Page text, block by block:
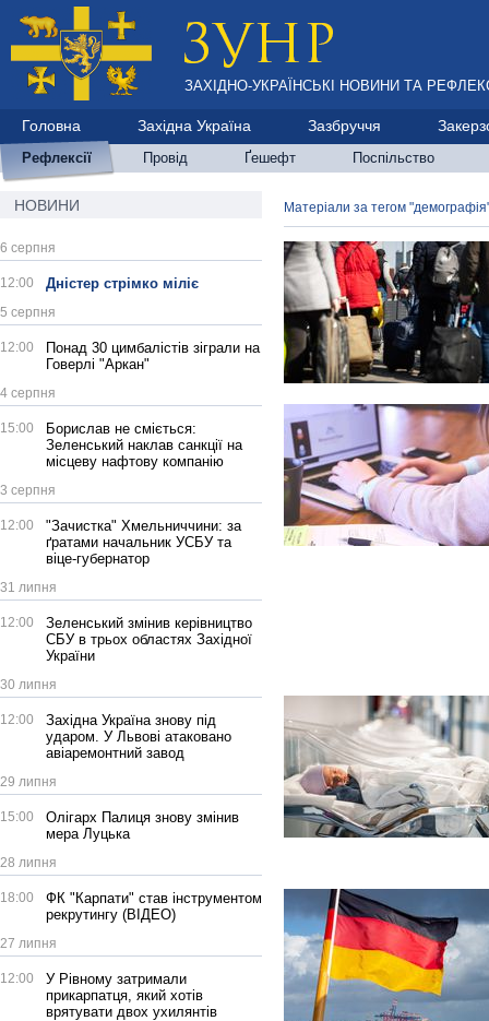
ЗАХІДНО-УКРАЇНСЬКІ НОВИНИ ТА
Головна Західна Україна Зазбруччя
Рефлексії Провід Ґешефт Поспільство
НОВИНИ
6 серпня
12:00 Дністер стрімко міліє
5 серпня
12:00
Понад 30 цимбалістів зіграли на
Говерлі "Аркан"
4 серпня
15:00
Борислав не сміється:
Зеленський наклав санкції на
місцеву нафтову компанію
3 серпня
12:00
"Зачистка" Хмельниччини: за
ґратами начальник УСБУ та
віце-губернатор
31 липня
12:00
Зеленський змінив керівництво
СБУ в трьох областях Західної
України
30 липня
12:00
Західна Україна знову під
ударом. У Львові атаковано
авіаремонтний завод
29 липня
15:00
Олігарх Палиця знову змінив
мера Луцька
28 липня
18:00
ФК "Карпати" став інструментом
рекрутингу (ВІДЕО)
27 липня
12:00
У Рівному затримали
прикарпатця, який хотів
врятувати двох ухилянтів
Матеріали за тегом